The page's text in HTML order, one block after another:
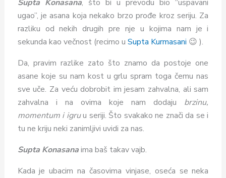
Supta Konasana, što bi u prevodu bio “uspavani
ugao”, je asana koja nekako brzo prođe kroz seriju. Za
razliku od nekih drugih pre nje u kojima nam je i
sekunda kao večnost (recimo u Supta Kurmasani 😉 ).
Da, pravim razlike zato što znamo da postoje one
asane koje su nam kost u grlu spram toga čemu nas
sve uče. Za veću dobrobit im jesam zahvalna, ali sam
zahvalna i na ovima koje nam dodaju brzinu,
momentum i igruu seriji. Što svakako ne znači da se i
tu ne kriju neki zanimljivi uvidi za nas.
Supta Konasanaima baš takav vajb.
Kada je ubacim na časovima vinjase, oseća se neka